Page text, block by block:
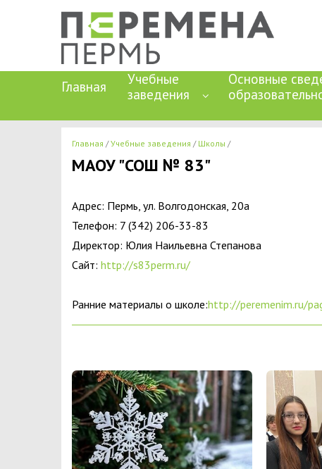
Главная
Учебные
заведения
Основные
Главная Учебные заведения Школы
МАОУ "СОШ № 83"
Адрес: Пермь, ул. Волгодонская, 20а
Телефон: 7 (342) 206-33-83
Директор: Юлия Наильевна Степанова
Сайт: http://s83perm.ru/
Ранние материалы о школе:http://peremenim.ru/